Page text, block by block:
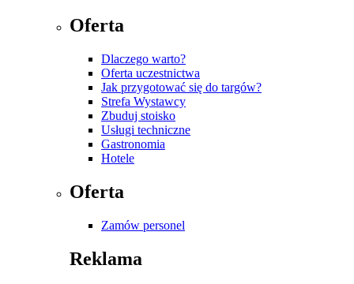
Oferta
Dlaczego warto?
Oferta uczestnictwa
Jak przygotować się do targów?
Strefa Wystawcy
Zbuduj stoisko
Usługi techniczne
Gastronomia
Hotele
Oferta
Zamów personel
Reklama